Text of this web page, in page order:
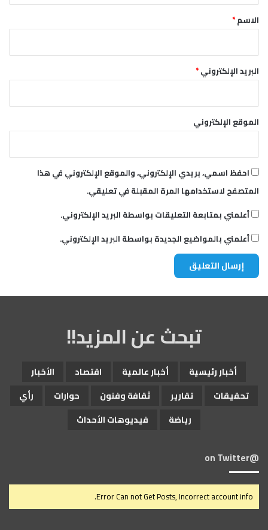
*الاسم*
البريد الإلكتروني*
الموقع الإلكتروني
احفظ اسمي، بريدي الإلكتروني، والموقع الإلكتروني في هذا
المتصفح لاستخدامها المرة المقبلة في تعليقي.
أعلمني بمتابعة التعليقات بواسطة البريد الإلكتروني.
أعلمني بالمواضيع الجديدة بواسطة البريد الإلكتروني.
تبحث عن المزيد!!
أخبار رئيسية أخبار عالمية اقتصاد
الأخبار
تحقيقات
تقارير ثقافة وفنون حوارات
رأي
رياضة
فيديوهات الأحداث
@on Twitter
Error Can not Get Posts, Incorrect account info.